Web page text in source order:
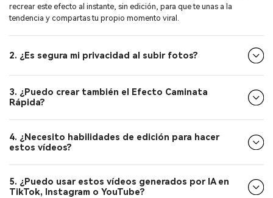
recrear este efecto al instante, sin edición, para que te unas a la
tendencia y compartas tu propio momento viral.
2. ¿Es segura mi privacidad al subir fotos?
3. ¿Puedo crear también el Efecto Caminata
Rápida?
4. ¿Necesito habilidades de edición para hacer
estos vídeos?
5. ¿Puedo usar estos vídeos generados por IA en
TikTok, Instagram o YouTube?